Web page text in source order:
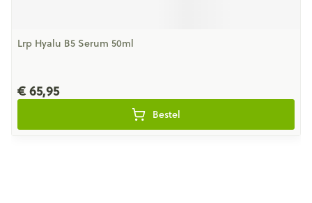
Lrp Hyalu B5 Serum 50ml
€ 65,95
Bestel